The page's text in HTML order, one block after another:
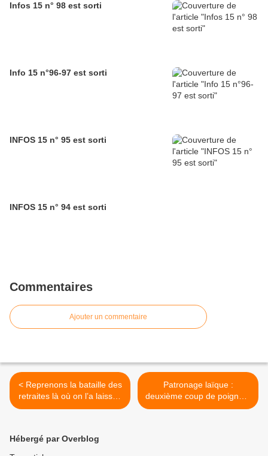
Infos 15 n° 98 est sorti
Info 15 n°96-97 est sorti
INFOS 15 n° 95 est sorti
INFOS 15 n° 94 est sorti
Commentaires
Ajouter un commentaire
< Reprenons la bataille des
retraites là où on l’a laissée
en 2010
Patronage laïque :
deuxième coup de poignard
dans le dos de la
Hébergé par Overblog